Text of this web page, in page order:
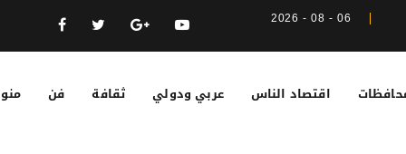
06 - 08 - 2026
اقتصاد الناس عربي ودولي ثقافة فن